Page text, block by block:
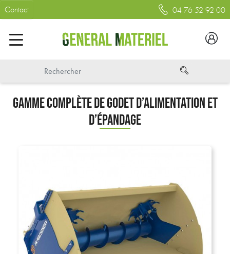
Contact 04 76 52 92 00
GAMME COMPLÈTE DE GODET D’ALIMENTATION ET
D’ÉPANDAGE